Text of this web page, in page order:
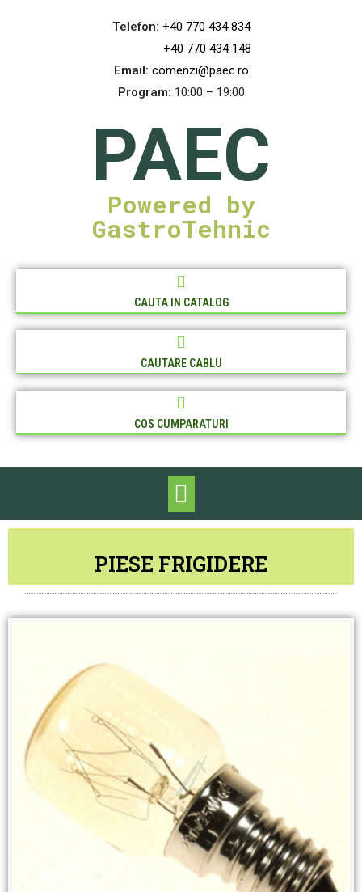
Telefon: +40 770 434 834
+40 770 434 148
Email: comenzi@paec.ro
Program: 10:00 – 19:00
PAEC
Powered by
GastroTehnic
CAUTA IN CATALOG
CAUTARE CABLU
COS CUMPARATURI
PIESE FRIGIDERE